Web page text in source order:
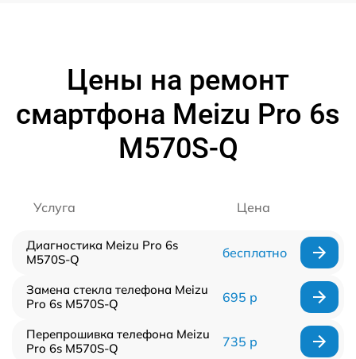
Цены на ремонт
смартфона Meizu Pro 6s
M570S-Q
Услуга Цена
Диагностика Meizu Pro 6s
M570S-Q
бесплатно
Замена стекла телефона Meizu
Pro 6s M570S-Q
695 р
Перепрошивка телефона Meizu
Pro 6s M570S-Q
735 р